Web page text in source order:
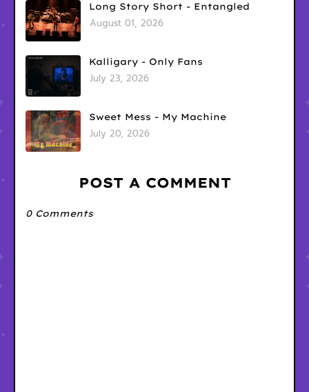
Long Story Short - Entangled
August 01, 2026
Kalligary - Only Fans
July 23, 2026
Sweet Mess - My Machine
July 20, 2026
POST A COMMENT
0 Comments